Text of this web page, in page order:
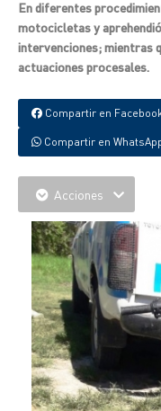
En diferentes
motocicletas y
intervenciones; mientras
actuaciones procesales.
Compartir en
Compartir en
Acciones